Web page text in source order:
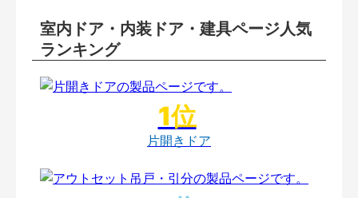
室内ドア・内装ドア・建具ページ人気
ランキング
片開きドア